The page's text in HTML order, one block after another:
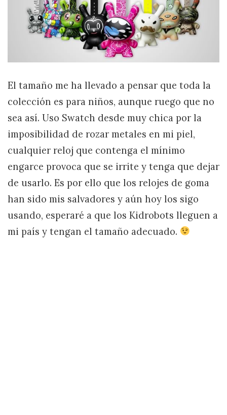
El tamaño me ha llevado a pensar que toda la
colección es para niños, aunque ruego que no
sea así. Uso Swatch desde muy chica por la
imposibilidad de rozar metales en mi piel,
cualquier reloj que contenga el mínimo
engarce provoca que se irrite y tenga que dejar
de usarlo. Es por ello que los relojes de goma
han sido mis salvadores y aún hoy los sigo
usando, esperaré a que los Kidrobots lleguen a
mi país y tengan el tamaño adecuado.